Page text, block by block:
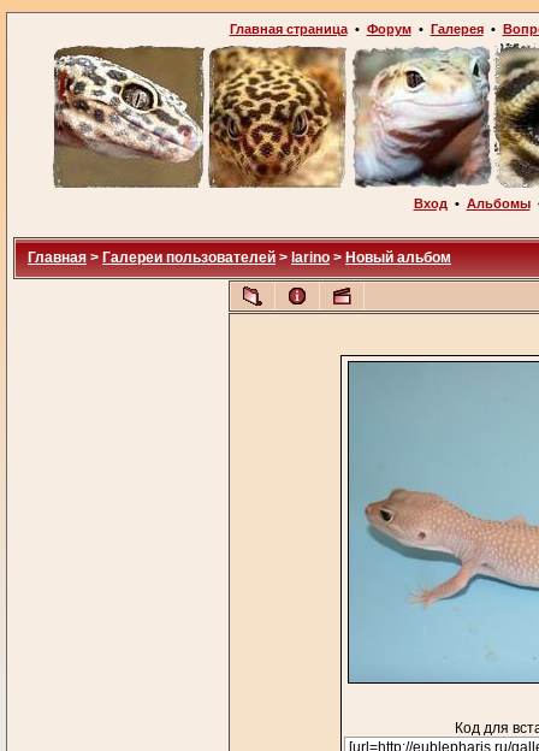
Главная страница• Форум• Галерея•
Вход • Альбомы
Главная > Галереи пользователей > larino > Новый альбом
Код для